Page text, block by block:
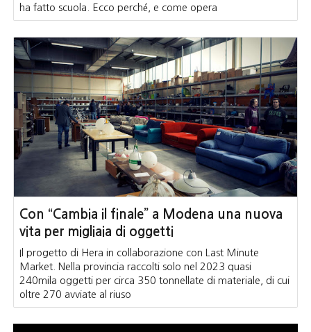
ha fatto scuola. Ecco perché, e come opera
Con “Cambia il finale” a Modena una nuova
vita per migliaia di oggetti
Il progetto di Hera in collaborazione con Last Minute
Market. Nella provincia raccolti solo nel 2023 quasi
240mila oggetti per circa 350 tonnellate di materiale, di cui
oltre 270 avviate al riuso